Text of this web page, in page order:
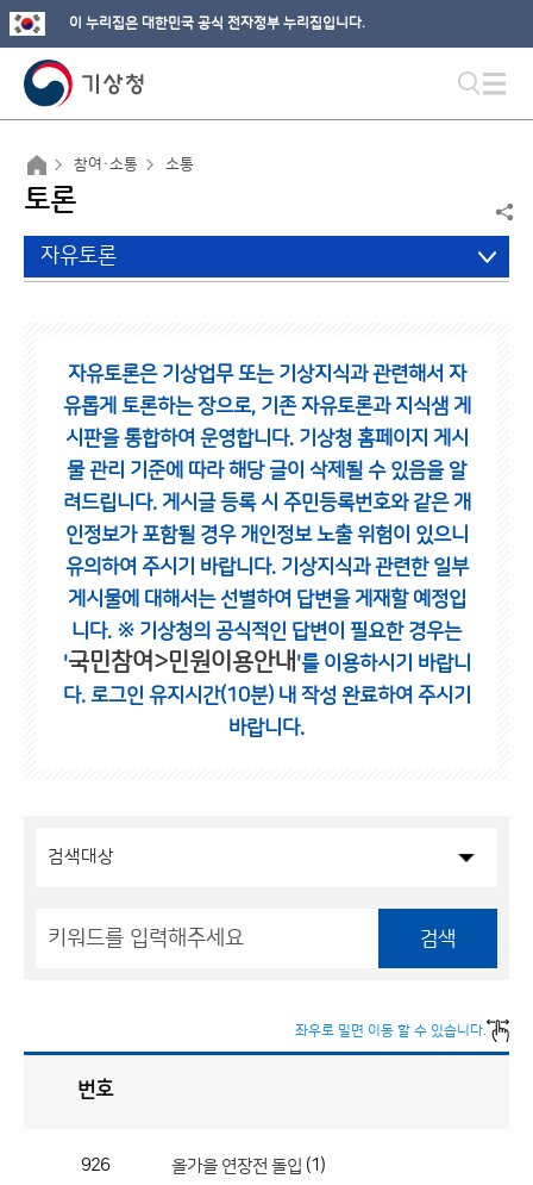
이 누리집은 대한민국 공식 전자정부 누리집입니다.
참여·소통 소통
토론
자유토론
자유토론은 기상업무 또는 기상지식과 관련해서 자
유롭게 토론하는 장으로, 기존 자유토론과 지식샘 게
시판을 통합하여 운영합니다. 기상청 홈페이지 게시
물 관리 기준에 따라 해당 글이 삭제될 수 있음을 알
려드립니다. 게시글 등록 시 주민등록번호와 같은 개
인정보가 포함될 경우 개인정보 노출 위험이 있으니
유의하여 주시기 바랍니다. 기상지식과 관련한 일부
게시물에 대해서는 선별하여 답변을 게재할 예정입
니다. ※ 기상청의 공식적인 답변이 필요한 경우는
'국민참여>민원이용안내 '를 이용하시기 바랍니
다. 로그인 유지시간(10분) 내 작성 완료하여 주시기
바랍니다.
검색
좌우로 밀면 이동 할 수 있습니다.
번호
926 올가을 연장전 돌입 (1)